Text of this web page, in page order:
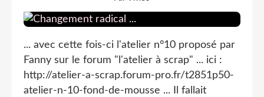
... avec cette fois-ci l'atelier n°10 proposé par
Fanny sur le forum "l'atelier à scrap" ... ici :
http://atelier-a-scrap.forum-pro.fr/t2851p50-
atelier-n-10-fond-de-mousse ... Il fallait